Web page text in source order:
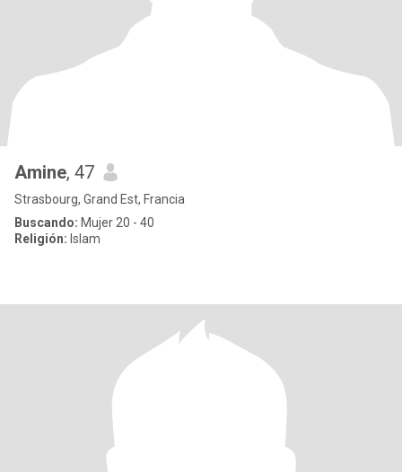
Amine, 47
Strasbourg, Grand Est, Francia
Buscando: Mujer 20 - 40
Religión: Islam